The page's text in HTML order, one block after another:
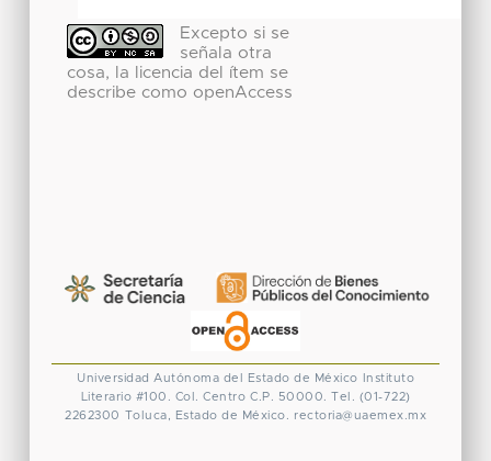
Excepto si se
señala otra
cosa, la licencia del ítem se
describe como openAccess
Universidad Autónoma del Estado de México
Instituto
Literario #100. Col. Centro C.P. 50000. Tel. (01-722)
2262300 Toluca, Estado de México. rectoria@uaemex.mx